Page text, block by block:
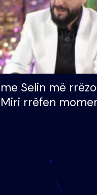
Selin më
Miri rrëfen
zilja e mëngjesit